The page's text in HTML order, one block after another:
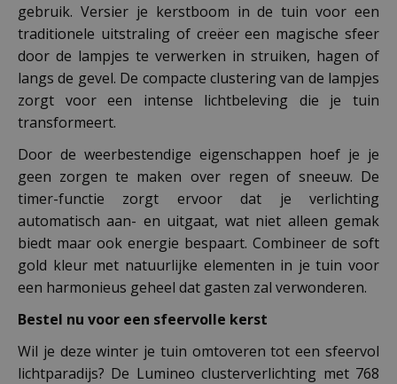
gebruik. Versier je kerstboom in de tuin voor een
traditionele uitstraling of creëer een magische sfeer
door de lampjes te verwerken in struiken, hagen of
langs de gevel. De compacte clustering van de lampjes
zorgt voor een intense lichtbeleving die je tuin
transformeert.
Door de weerbestendige eigenschappen hoef je je
geen zorgen te maken over regen of sneeuw. De
timer-functie zorgt ervoor dat je verlichting
automatisch aan- en uitgaat, wat niet alleen gemak
biedt maar ook energie bespaart. Combineer de soft
gold kleur met natuurlijke elementen in je tuin voor
een harmonieus geheel dat gasten zal verwonderen.
Bestel nu voor een sfeervolle kerst
Wil je deze winter je tuin omtoveren tot een sfeervol
lichtparadijs? De Lumineo clusterverlichting met 768